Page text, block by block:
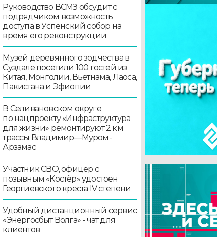
Руководство ВСМЗ обсудит с
подрядчиком возможность
доступа в Успенский собор на
время его реконструкции
Музей деревянного зодчества в
Суздале посетили 100 гостей из
Китая, Монголии, Вьетнама, Лаоса,
Пакистана и Эфиопии
В Селивановском округе
по нацпроекту «Инфраструктура
для жизни» ремонтируют 2 км
трассы Владимир—Муром-
Арзамас
Участник СВО, офицер с
позывным «Костёр» удостоен
Георгиевского креста IV степени
Удобный дистанционный сервис
«Энергосбыт Волга» - чат для
клиентов